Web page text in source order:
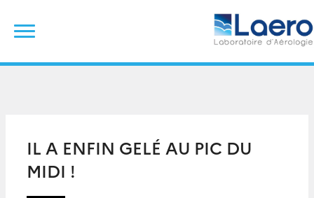
content
IL A ENFIN GELÉ AU PIC DU
MIDI !